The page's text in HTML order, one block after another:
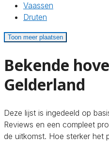
Vaassen
Druten
Toon meer plaatsen
Bekende
Gelderland
Deze lijst is ingedeeld op
Reviews en een compleet
de uitkomst. Hoe sterker het